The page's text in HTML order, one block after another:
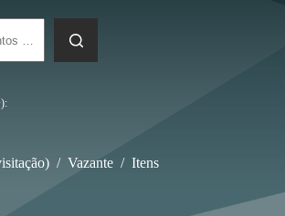
/ Vazante / Itens